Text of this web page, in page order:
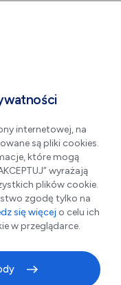
wina"
który łączy
internetowej, na
są pliki cookies.
które mogą
wyrażają
plików cookie.
zgodę tylko na
się więcej o celu ich
w przeglądarce.